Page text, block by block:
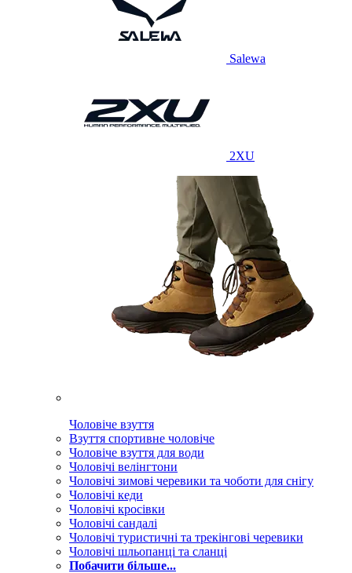
Salewa
2XU
Чоловіче взуття
Взуття спортивне чоловіче
Чоловіче взуття для води
Чоловічі велінгтони
Чоловічі зимові черевики та чоботи для снігу
Чоловічі кеди
Чоловічі кросівки
Чоловічі сандалі
Чоловічі туристичні та трекінгові черевики
Чоловічі шльопанці та сланці
Побачити більше...